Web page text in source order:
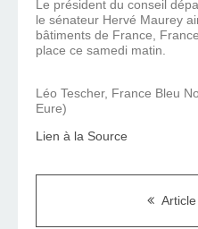
Le président du conseil
le sénateur Hervé Maurey
bâtiments de France,
place ce samedi matin.
Léo Tescher, France Bleu
Eure)
Lien à la Source